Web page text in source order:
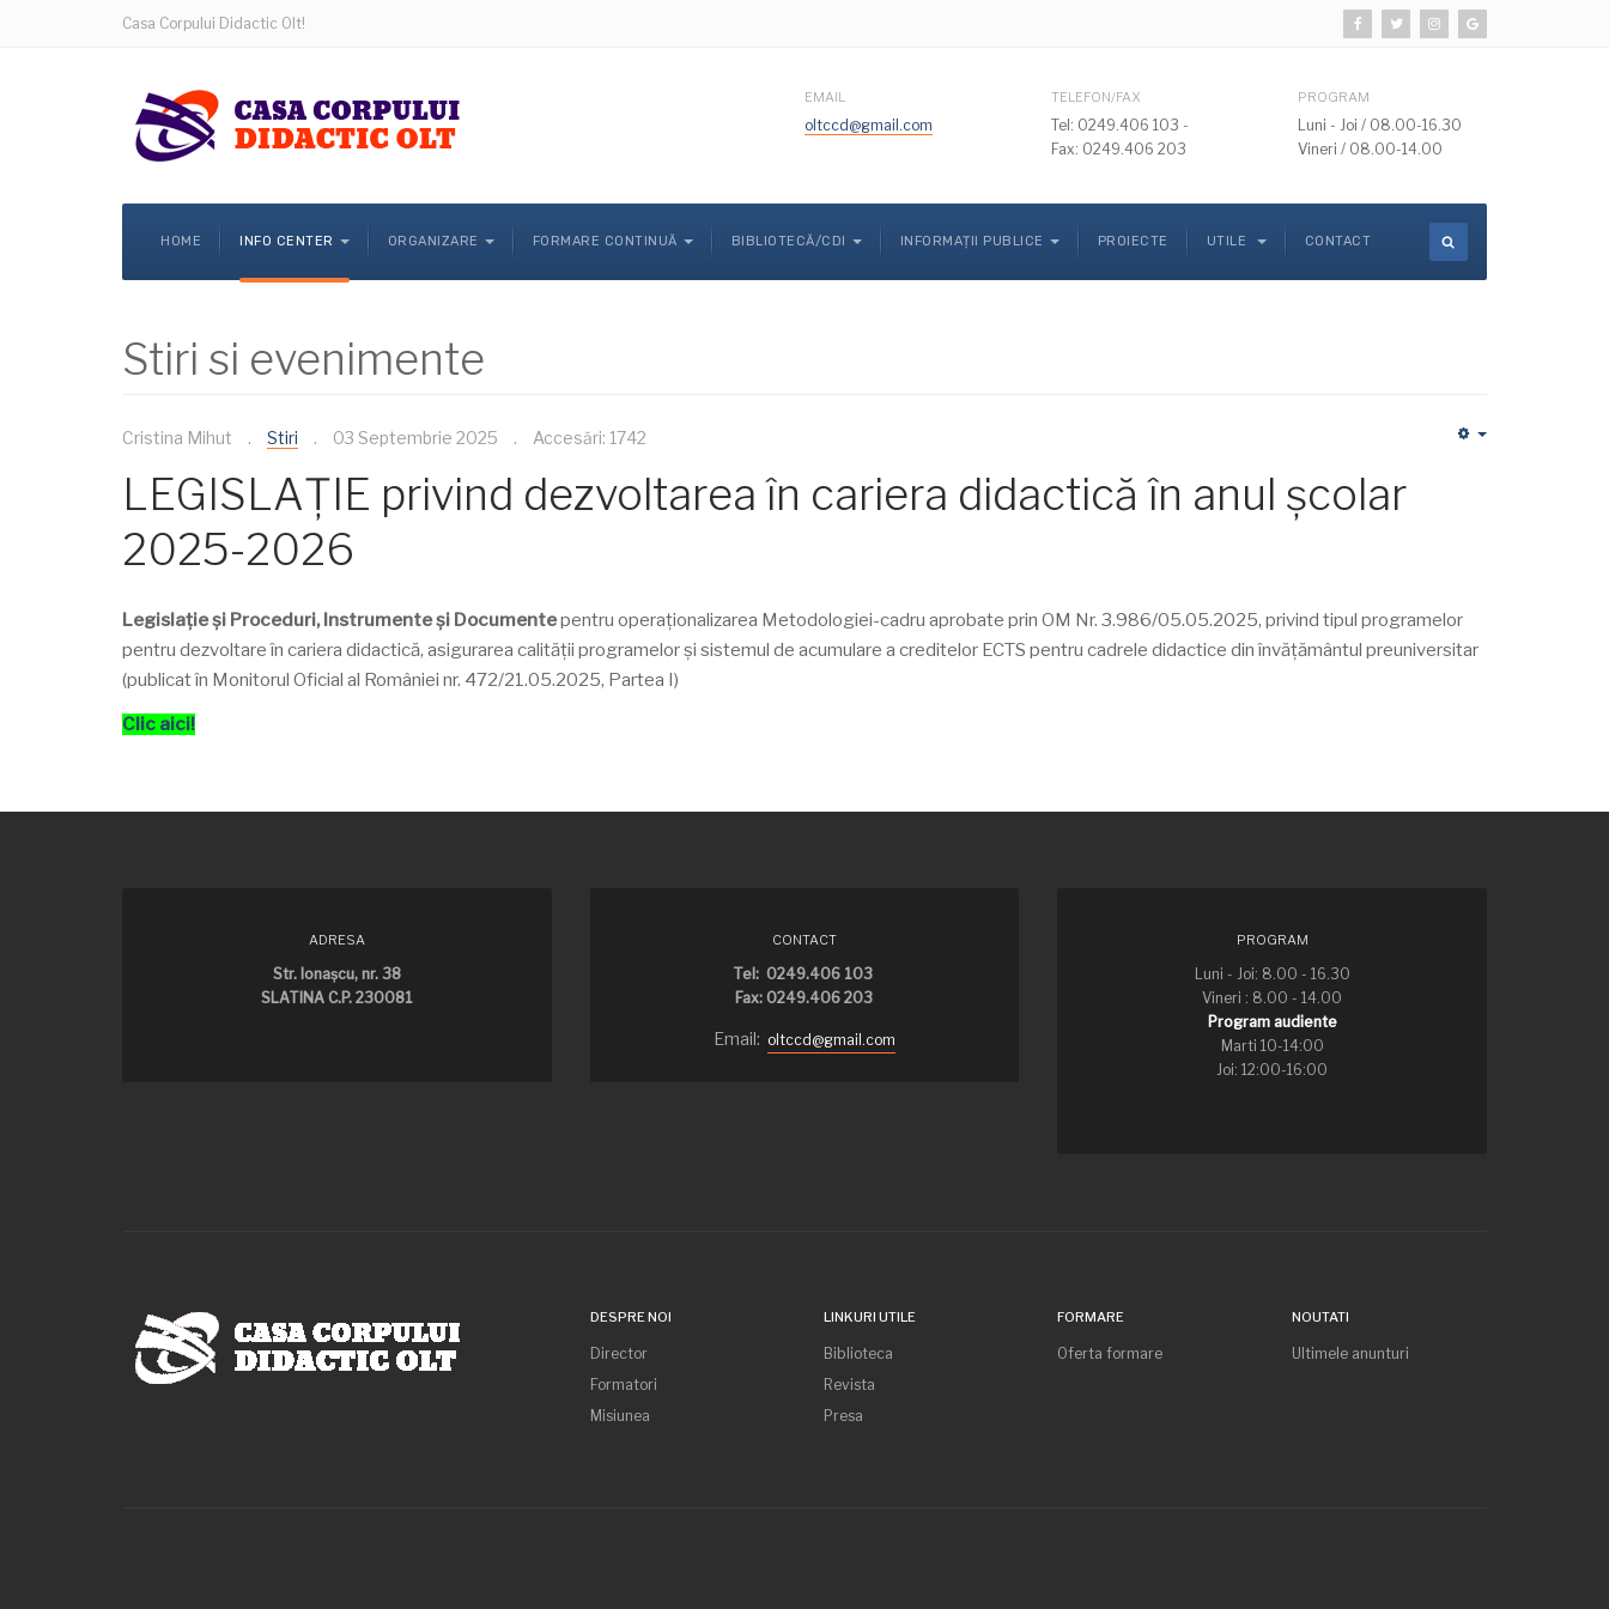
Casa Corpului Didactic Olt!
EMAIL
oltccd@gmail.com
TELEFON/FAX
Tel: 0249.406 103 -
Fax: 0249.406 203
PROGRAM
Luni - Joi / 08.00-16.30
Vineri / 08.00-14.00
HOME INFO CENTER ORGANIZARE FORMARE CONTINUĂ BIBLIOTECĂ/CDI INFORMAȚII PUBLICE PROIECTE UTILE CONTACT
Stiri si evenimente
Cristina Mihut Stiri 03 Septembrie 2025 Accesări: 1742
LEGISLAȚIE privind dezvoltarea în cariera didactică în anul școlar
2025-2026
Legislație și Proceduri, Instrumente și Documentepentru operaționalizarea Metodologiei-cadru aprobate prin OM Nr. 3.986/05.05.2025, privind tipul programelor
pentru dezvoltare în cariera didactică, asigurarea calității programelor și sistemul de acumulare a creditelor ECTS pentru cadrele didactice din învățământul preuniversitar
(publicat în Monitorul Oficial al României nr. 472/21.05.2025, Partea I)
Clic aici!
ADRESA
Str. Ionaşcu, nr. 38
SLATINA C.P. 230081
CONTACT
Tel: 0249.406 103
Fax: 0249.406 203
Email: oltccd@gmail.com
PROGRAM
Luni - Joi: 8.00 - 16.30
Vineri : 8.00 - 14.00
Program audiente
Marti 10-14:00
Joi: 12:00-16:00
DESPRE NOI
Director
Formatori
Misiunea
LINKURI UTILE
Biblioteca
Revista
Presa
FORMARE
Oferta formare
NOUTATI
Ultimele anunturi